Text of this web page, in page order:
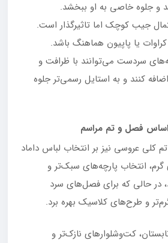
و جلوه خاصی به او ببخشد.
جیب کوچک اما تاثیرگذار است.
یا پاپیون هماهنگ باشد.
سردست می‌توانند با ظرافت و
کنند و به استایل رسمی‌تر جلوه
اساس فصل و تم مراسم
کلی عروسی نیز بر انتخاب لباس داماد
گرم، انتخاب پارچه‌های سبک‌تر و
در حالی که برای فصل‌های سرد
و طرح‌های کلاسیک بهره برد.
کت‌وشلوارهای نازک‌تر و